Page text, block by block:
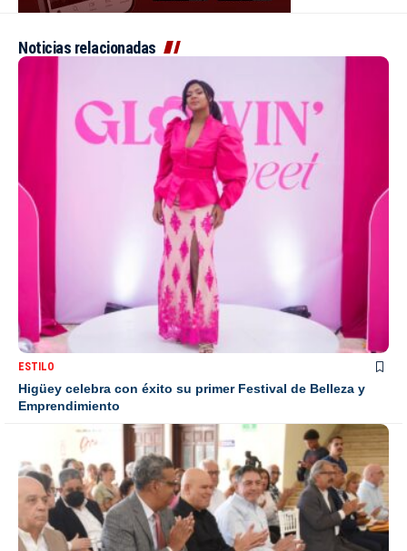
Noticias relacionadas
ESTILO
Higüey celebra con éxito su primer Festival de Belleza y
Emprendimiento